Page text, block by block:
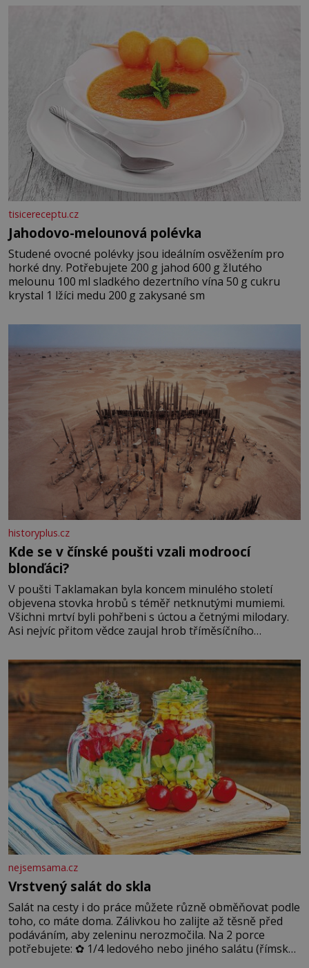
tisicereceptu.cz
Jahodovo-melounová polévka
Studené ovocné polévky jsou ideálním osvěžením pro
horké dny. Potřebujete 200 g jahod 600 g žlutého
melounu 100 ml sladkého dezertního vína 50 g cukru
krystal 1 lžíci medu 200 g zakysané sm
historyplus.cz
Kde se v čínské poušti vzali modroocí
blonďáci?
V poušti Taklamakan byla koncem minulého století
objevena stovka hrobů s téměř netknutými mumiemi.
Všichni mrtví byli pohřbeni s úctou a četnými milodary.
Asi nejvíc přitom vědce zaujal hrob tříměsíčního
blonďaté vlásky. Fakt, že jsou těla dávných lidí nesmírně
dobře zachovalá, přičítají odborníci zdejším klimatickým
podmínkám. Sucho, prosolené písky a extrémně
nejsemsama.cz
Vrstvený salát do skla
Salát na cesty i do práce můžete různě obměňovat podle
toho, co máte doma. Zálivkou ho zalijte až těsně před
podáváním, aby zeleninu nerozmočila. Na 2 porce
potřebujete: ✿ 1/4 ledového nebo jiného salátu (římský